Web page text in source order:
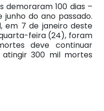
demoraram 100 dias –
do ano passado.
em 7 de janeiro deste
feira (24), foram
deve continuar
300 mil mortes